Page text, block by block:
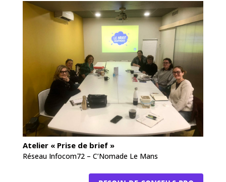
– le processus créatif
– le brainstorming
ou tout autre sujet autour du graphisme et de
CONSEILS DE
PRO